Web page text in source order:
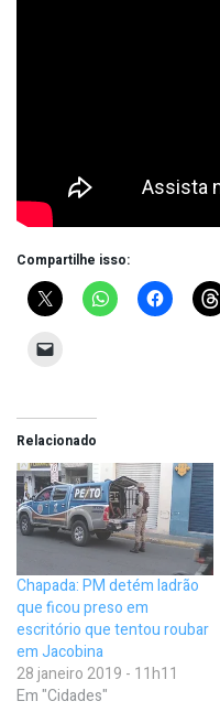
Compartilhe isso:
Relacionado
Chapada: PM detém ladrão
que ficou preso em
escritório que tentou roubar
em Jacobina
28 janeiro 2019 - 11h11
Em "Cidades"